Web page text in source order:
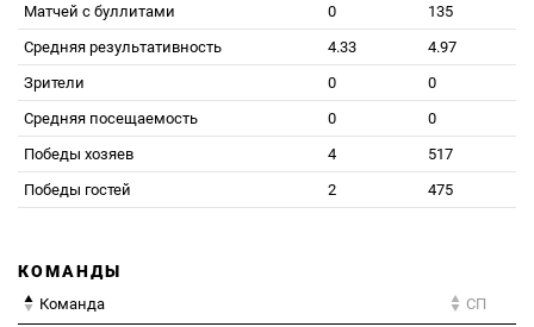
Матчей с буллитами
0
135
Средняя результативность
4.33
4.97
Зрители
0
0
Средняя посещаемость
0
0
Победы хозяев
4
517
Победы гостей
2 475
КОМАНДЫ
Команда СП